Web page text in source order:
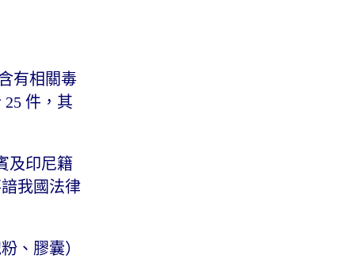
有相關毒
件，其
及印尼籍
我國法律
、膠囊）